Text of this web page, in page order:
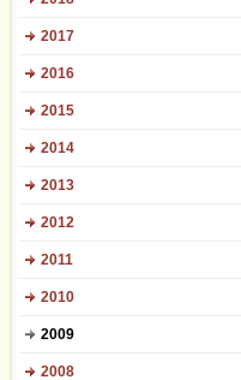
2017
2016
2015
2014
2013
2012
2011
2010
2009
2008